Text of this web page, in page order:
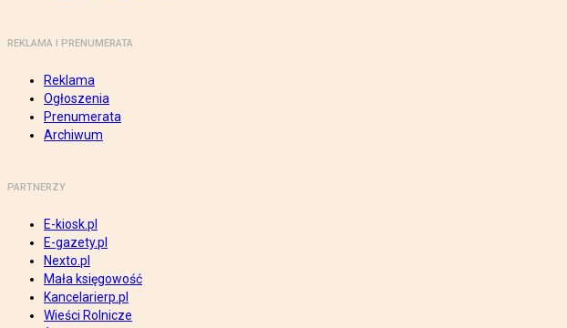
REKLAMA I PRENUMERATA
Reklama
Ogłoszenia
Prenumerata
Archiwum
PARTNERZY
E-kiosk.pl
E-gazety.pl
Nexto.pl
Mała księgowość
Kancelarierp.pl
Wieści Rolnicze